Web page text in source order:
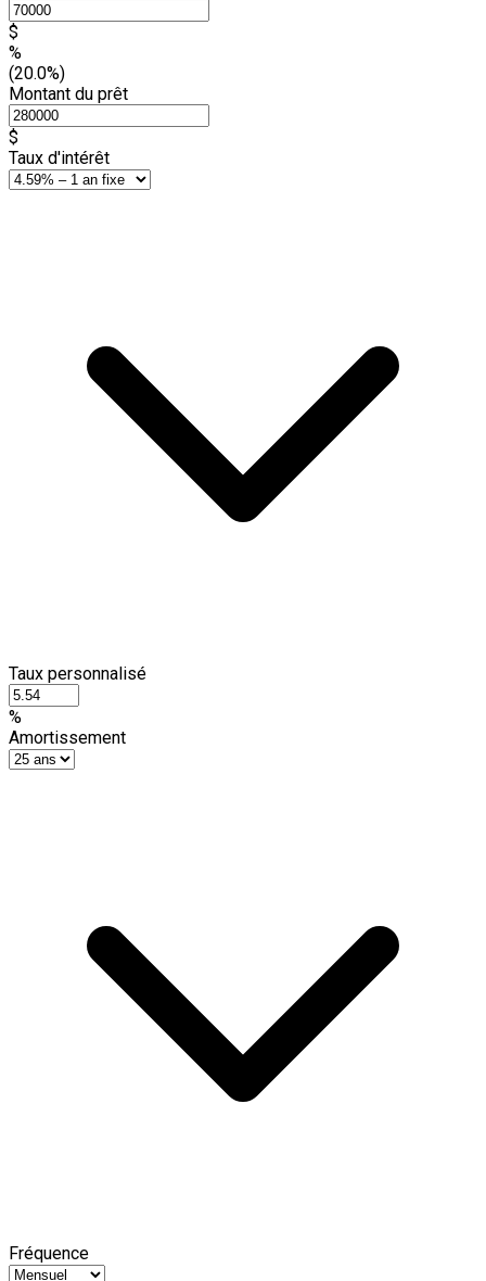
$
%
(20.0%)
Montant du prêt
$
Taux d'intérêt
Taux personnalisé
%
Amortissement
Fréquence